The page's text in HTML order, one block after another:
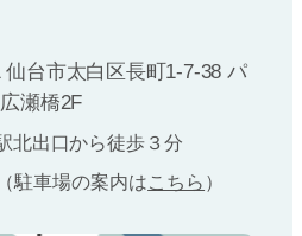
仙台市太白区長町1-7-38 パ
瀬橋2F
北出口から徒歩３分
駐車場の案内はこちら ）